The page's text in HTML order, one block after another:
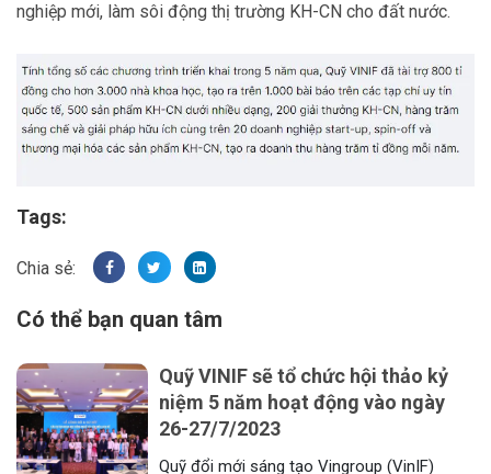
nghiệp mới, làm sôi động thị trường KH-CN cho đất nước.
Tags:
Có thể bạn quan tâm
Quỹ VINIF sẽ tổ chức hội thảo kỷ
niệm 5 năm hoạt động vào ngày
26-27/7/2023
Quỹ đổi mới sáng tạo Vingroup (VinIF)